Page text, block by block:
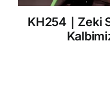
KH254｜Zeki